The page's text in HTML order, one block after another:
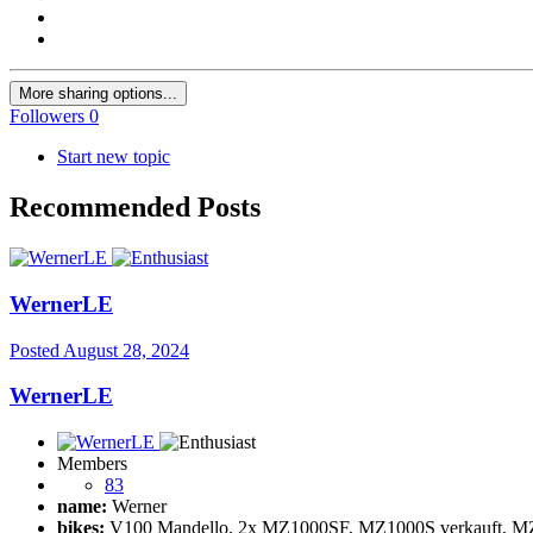
More sharing options...
Followers 0
Start new topic
Recommended Posts
WernerLE
Posted August 28, 2024
WernerLE
Members
83
name: Werner
bikes: V100 Mandello, 2x MZ1000SF, MZ1000S verkauft,